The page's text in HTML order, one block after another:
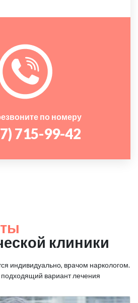
по номеру
715-99-42
клиники
индивидуально, врачом наркологом.
вариант лечения